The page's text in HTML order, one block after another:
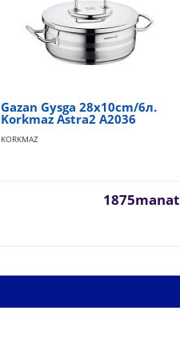
Gazan Gysga 28x10cm/6л.
Korkmaz Astra2 A2036
KORKMAZ
1875manat